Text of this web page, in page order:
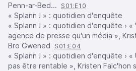
Penn-ar-Bed...
S01:E10
« Splann ! » : quotidien d'enquête
« Splann ! » : quotidien d'enquête ›
agence de presse qu'un média »,
Bro Gwened
S01:E04
« Splann ! » : quotidien d'enquête ›
pas être rentable », Kristen Falc'hon